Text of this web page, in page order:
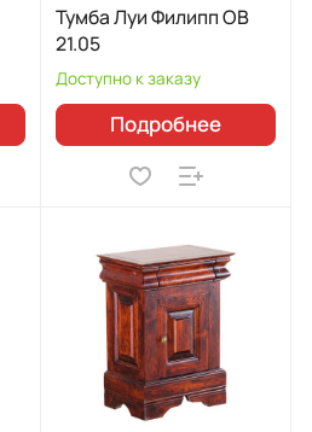
Тумба Луи Филипп ОВ
21.05
Доступно к заказу
Подробнее